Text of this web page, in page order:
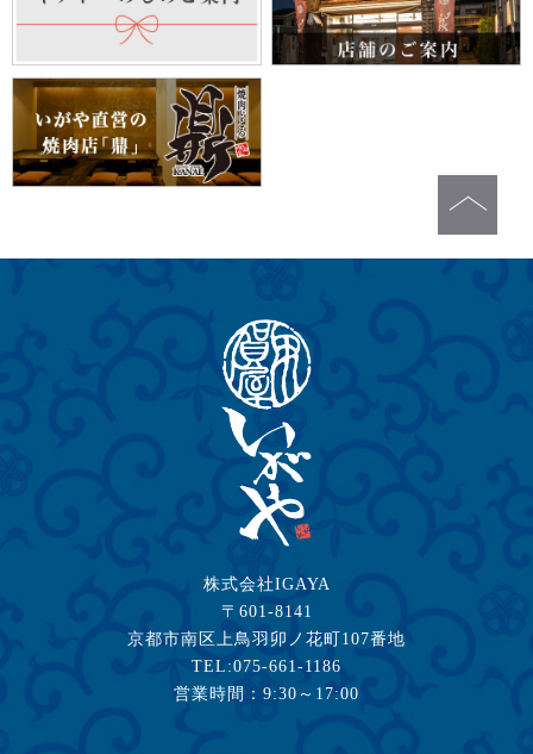
株式会社IGAYA
〒601-8141
京都市南区上鳥羽卯ノ花町107番地
TEL:075-661-1186
営業時間：9:30～17:00